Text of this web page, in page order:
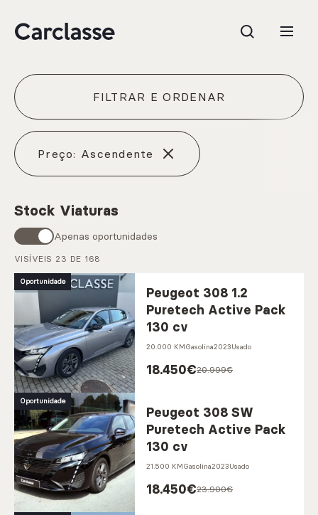
FILTRAR E ORDENAR
Preço: Ascendente
Stock Viaturas
Apenas oportunidades
VISÍVEIS 23 DE 168
Oportunidade
Peugeot 308 1.2
Puretech Active Pack
130 cv
20.000 KMGasolina2023Usado
20.999€
18.450€
Oportunidade
Peugeot 308 SW
Puretech Active Pack
130 cv
21.500 KMGasolina2023Usado
23.900€
18.450€
e.g. Mercedes-Benz; BMW; Ford
Stock
CARREGAR MAIS
Marcas
CARREGAR MAIS
Serviços